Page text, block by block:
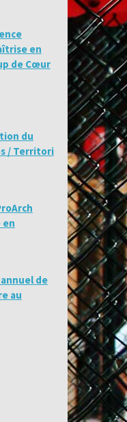
en
de Cœur
du
/ Territori
en
de
au